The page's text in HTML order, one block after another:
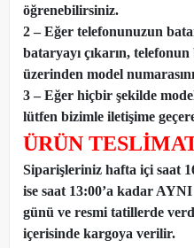
öğrenebilirsiniz.
2 – Eğer telefonunuzun
bataryayı çıkarın,
üzerinden model
3 – Eğer hiçbir şekilde
lütfen bizimle iletişime
ÜRÜN
Siparişleriniz hafta içi saat
ise saat 13:00’a kadar
günü ve resmi tatillerde
içerisinde kargoya verilir.